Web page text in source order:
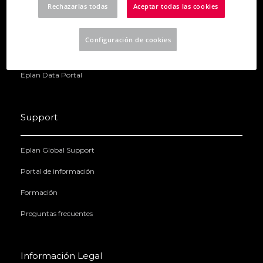
Eplan Electric P8
Eplan Data Portal
Support
Eplan Global Support
Portal de información
Formación
Preguntas frecuentes
Información Legal
Rechazarlas todas Aceptar todas las cookies
Configuración de cookies